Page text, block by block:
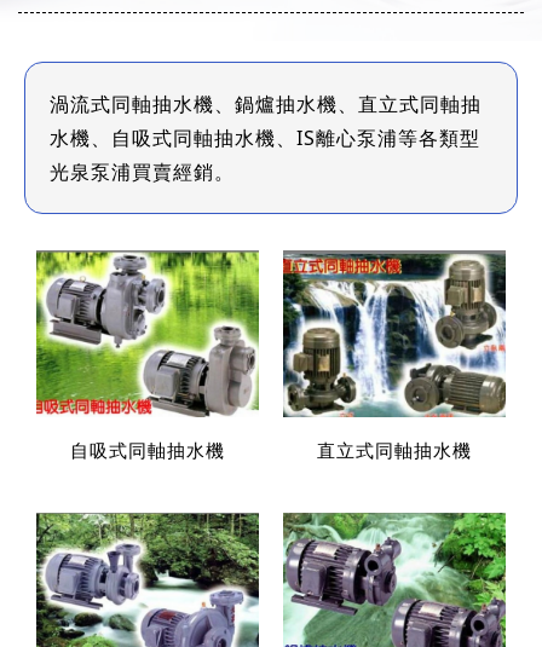
渦流式同軸抽水機、鍋爐抽水機、直立式同軸抽
水機、自吸式同軸抽水機、IS離心泵浦等各類型
光泉泵浦買賣經銷。
自吸式同軸抽水機 直立式同軸抽水機